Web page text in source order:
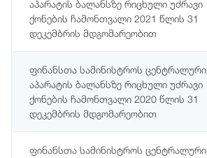
აპარატის ბალანსზე რიცხული უძრავი
ქონების ჩამონთვალი 2021 წლის 31
დეკემბრის მდგომარეობით
ფინანსთა სამინისტროს ცენტრალური
აპარატის ბალანსზე რიცხული უძრავი
ქონების ჩამონთვალი 2020 წლის 31
დეკემბრის მდგომარეობით
ფინანსთა სამინისტროს ცენტრალური